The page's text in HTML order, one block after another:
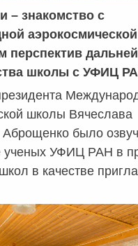
– знакомство с
перспектив
школы с УФИЦ
школы Вячеслава
Аброщенко было
ученых УФИЦ РАН в
в качестве